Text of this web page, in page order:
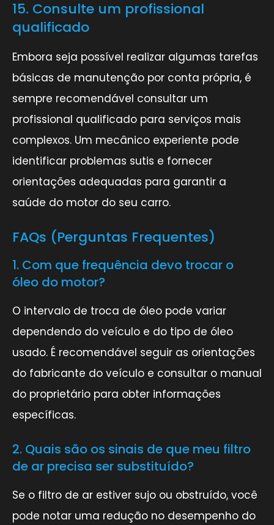
15. Consulte um profissional
qualificado
Embora seja possível realizar algumas tarefas
básicas de manutenção por conta própria, é
sempre recomendável consultar um
profissional qualificado para serviços mais
complexos. Um mecânico experiente pode
identificar problemas sutis e fornecer
orientações adequadas para garantir a
saúde do motor do seu carro.
FAQs (Perguntas Frequentes)
1. Com que frequência devo trocar o
óleo do motor?
O intervalo de troca de óleo pode variar
dependendo do veículo e do tipo de óleo
usado. É recomendável seguir as orientações
do fabricante do veículo e consultar o manual
do proprietário para obter informações
específicas.
2. Quais são os sinais de que meu filtro
de ar precisa ser substituído?
Se o filtro de ar estiver sujo ou obstruído, você
pode notar uma redução no desempenho do